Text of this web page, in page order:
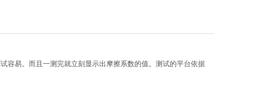
容易。而且一测完就立刻显示出摩擦系数的值。测试的平台依据